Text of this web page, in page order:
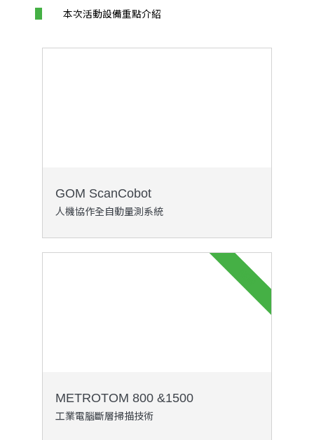
本次活動設備重點介紹
GOM ScanCobot
人機協作全自動量測系統
METROTOM 800 &1500
工業電腦斷層掃描技術
NEW